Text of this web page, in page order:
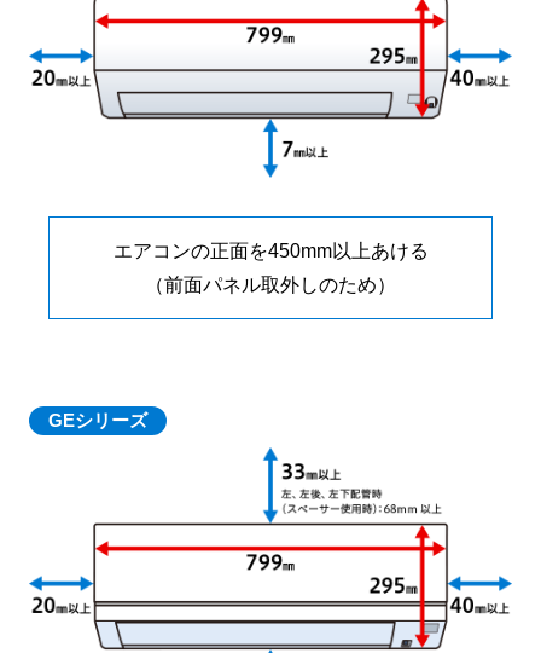
エアコンの正面を450mm以上あける
（前面パネル取外しのため）
GEシリーズ